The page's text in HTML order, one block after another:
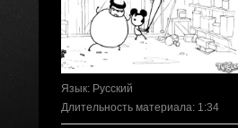
Язык: Русский
Длительность материала: 1:34